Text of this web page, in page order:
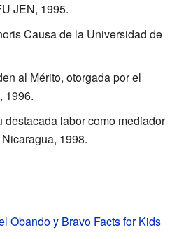
JEN, 1995.
Causa de la Universidad de
al Mérito, otorgada por el
1996.
destacada labor como mediador
1998.
Obando y Bravo Facts for Kids